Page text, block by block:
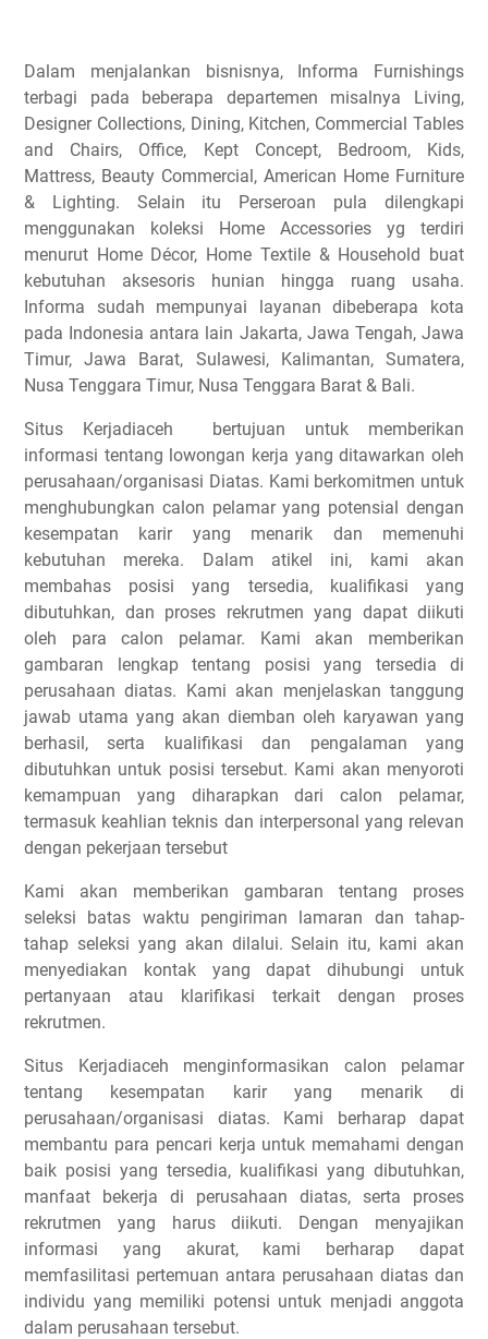
Dalam menjalankan bisnisnya, Informa Furnishings
terbagi pada beberapa departemen misalnya Living,
Designer Collections, Dining, Kitchen, Commercial Tables
and Chairs, Office, Kept Concept, Bedroom, Kids,
Mattress, Beauty Commercial, American Home Furniture
& Lighting. Selain itu Perseroan pula dilengkapi
menggunakan koleksi Home Accessories yg terdiri
menurut Home Décor, Home Textile & Household buat
kebutuhan aksesoris hunian hingga ruang usaha.
Informa sudah mempunyai layanan dibeberapa kota
pada Indonesia antara lain Jakarta, Jawa Tengah, Jawa
Timur, Jawa Barat, Sulawesi, Kalimantan, Sumatera,
Nusa Tenggara Timur, Nusa Tenggara Barat & Bali.
Situs Kerjadiaceh bertujuan untuk memberikan
informasi tentang lowongan kerja yang ditawarkan oleh
perusahaan/organisasi Diatas. Kami berkomitmen untuk
menghubungkan calon pelamar yang potensial dengan
kesempatan karir yang menarik dan memenuhi
kebutuhan mereka. Dalam atikel ini, kami akan
membahas posisi yang tersedia, kualifikasi yang
dibutuhkan, dan proses rekrutmen yang dapat diikuti
oleh para calon pelamar. Kami akan memberikan
gambaran lengkap tentang posisi yang tersedia di
perusahaan diatas. Kami akan menjelaskan tanggung
jawab utama yang akan diemban oleh karyawan yang
berhasil, serta kualifikasi dan pengalaman yang
dibutuhkan untuk posisi tersebut. Kami akan menyoroti
kemampuan yang diharapkan dari calon pelamar,
termasuk keahlian teknis dan interpersonal yang relevan
dengan pekerjaan tersebut
Kami akan memberikan gambaran tentang proses
seleksi batas waktu pengiriman lamaran dan tahap-
tahap seleksi yang akan dilalui. Selain itu, kami akan
menyediakan kontak yang dapat dihubungi untuk
pertanyaan atau klarifikasi terkait dengan proses
rekrutmen.
Situs Kerjadiaceh menginformasikan calon pelamar
tentang kesempatan karir yang menarik di
perusahaan/organisasi diatas. Kami berharap dapat
membantu para pencari kerja untuk memahami dengan
baik posisi yang tersedia, kualifikasi yang dibutuhkan,
manfaat bekerja di perusahaan diatas, serta proses
rekrutmen yang harus diikuti. Dengan menyajikan
informasi yang akurat, kami berharap dapat
memfasilitasi pertemuan antara perusahaan diatas dan
individu yang memiliki potensi untuk menjadi anggota
dalam perusahaan tersebut.